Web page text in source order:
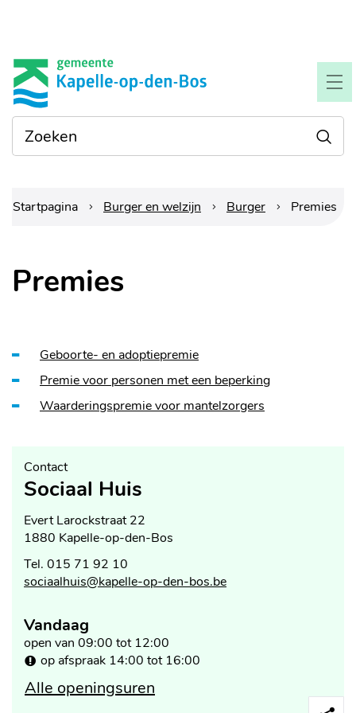
Gemeente
Kapelle-
op-
den-
Waarmee
kunnen
we je
Startpagina Burger en welzijn Burger Premies
Premies
Overzicht
Geboorte- en adoptiepremie
Premie voor personen met een beperking
Waarderingspremie voor mantelzorgers
Contact
Sociaal Huis
Adres
Evert Larockstraat 22
,1880 Kapelle-op-den-Bos
Tel. 015 71 92 10
E-
sociaalhuis@kapelle-op-den-bos.be
Openingsuren
Vandaag
open van 09:00 tot 12:00
op afspraak 14:00 tot 16:00
Alle openingsuren